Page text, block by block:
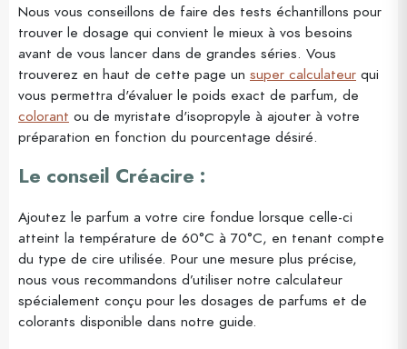
Nous vous conseillons de faire des tests échantillons pour
trouver le dosage qui convient le mieux à vos besoins
avant de vous lancer dans de grandes séries. Vous
trouverez en haut de cette page un super calculateur qui
vous permettra d'évaluer le poids exact de parfum, de
colorant ou de myristate d'isopropyle à ajouter à votre
préparation en fonction du pourcentage désiré.
Le conseil Créacire :
Ajoutez le parfum a votre cire fondue lorsque celle-ci
atteint la température de 60°C à 70°C, en tenant compte
du type de cire utilisée. Pour une mesure plus précise,
nous vous recommandons d’utiliser notre calculateur
spécialement conçu pour les dosages de parfums et de
colorants disponible dans notre guide.